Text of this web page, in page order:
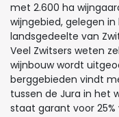
met 2.600 ha
wijngebied, gelegen
landsgedeelte van
Veel Zwitsers weten
wijnbouw wordt
berggebieden vindt
tussen de Jura in het
staat garant voor